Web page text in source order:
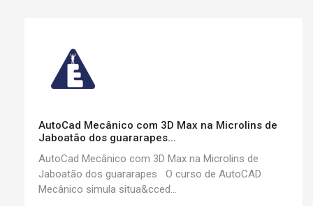
AutoCad Mecânico com 3D Max na Microlins de
Jaboatão dos guararapes...
AutoCad Mecânico com 3D Max na Microlins de
Jaboatão dos guararapes O curso de AutoCAD
Mecânico simula situa&cced...